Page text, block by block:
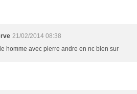
21/02/2014 08:38
homme avec pierre andre en nc bien sur